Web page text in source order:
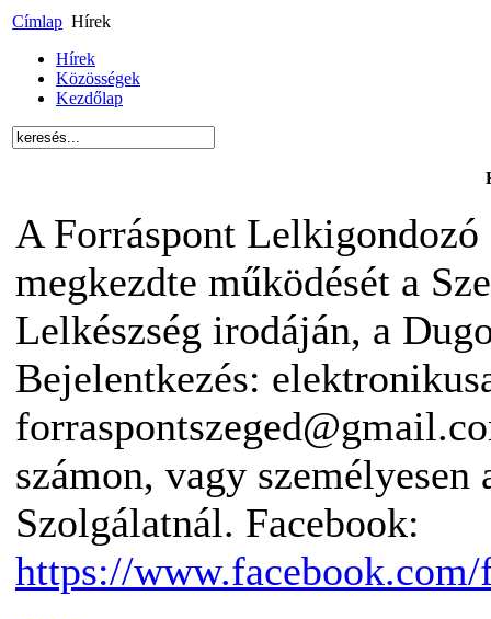
Címlap Hírek
Hírek
Közösségek
Kezdőlap
A Forráspont
megkezdte működését a
Lelkészség irodáján, a
Bejelentkezés:
számon, vagy
Szolgálatnál. Facebook:
https://www.facebook.com/